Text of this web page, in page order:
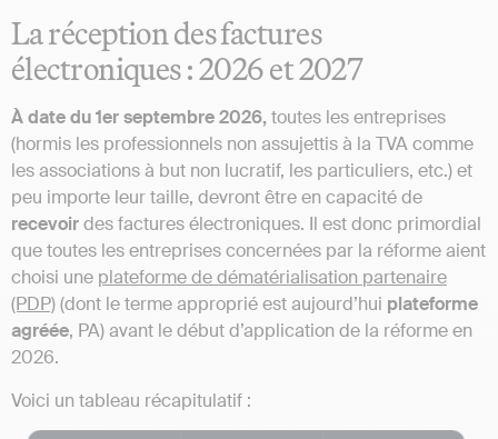
La réception des factures
électroniques : 2026 et 2027
À date du 1er septembre 2026,toutes les entreprises
(hormis les professionnels non assujettis à la TVA comme
les associations à but non lucratif, les particuliers, etc.) et
peu importe leur taille, devront être en capacité de
recevoirdes factures électroniques. Il est donc primordial
que toutes les entreprises concernées par la réforme aient
choisi une plateforme de dématérialisation partenaire
(PDP)(dont le terme approprié est aujourd’hui plateforme
agréée, PA) avant le début d’application de la réforme en
2026.
Voici un tableau récapitulatif :